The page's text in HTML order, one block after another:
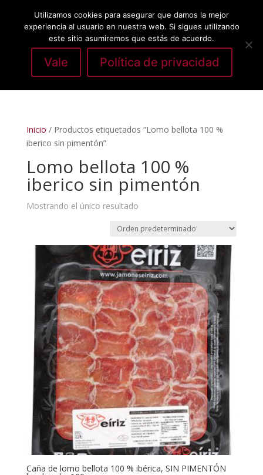
Seleccionar página
Inicio / Productos etiquetados “Lomo bellota 100 %
iberico sin pimentón”
Lomo bellota 100 %
iberico sin pimentón
Mostrando el único resultado
Caña de lomo bellota 100 % ibérica, SIN PIMENTÓN
Utilizamos cookies para asegurar que damos la mejor
experiencia al usuario en nuestra web. Si sigues utilizando
este sitio asumiremos que estás de acuerdo.
Vale Política de privacidad